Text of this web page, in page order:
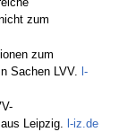
zum
zum
Sachen LVV. l-
Leipzig. l-iz.de